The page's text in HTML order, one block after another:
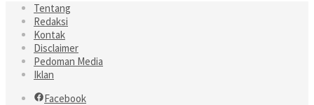
Tentang
Redaksi
Kontak
Disclaimer
Pedoman Media
Iklan
Facebook